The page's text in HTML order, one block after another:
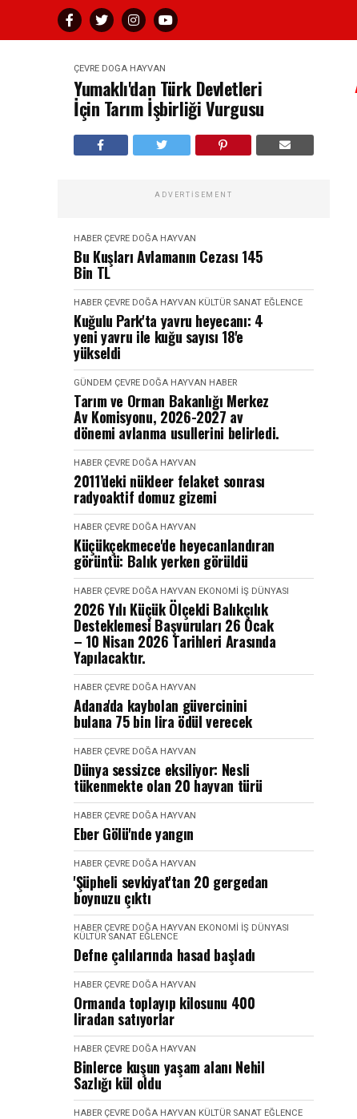
ÇEVRE DOĞA HAYVAN
Yumaklı'dan Türk Devletleri
İçin Tarım İşbirliği Vurgusu
ADVERTISEMENT
HABER ÇEVRE DOĞA HAYVAN
Bu Kuşları Avlamanın Cezası 145
Bin TL
HABER ÇEVRE DOĞA HAYVAN KÜLTÜR SANAT EĞLENCE
Kuğulu Park'ta yavru heyecanı: 4
yeni yavru ile kuğu sayısı 18'e
yükseldi
GÜNDEM ÇEVRE DOĞA HAYVAN HABER
Tarım ve Orman Bakanlığı Merkez
Av Komisyonu, 2026-2027 av
dönemi avlanma usullerini belirledi.
HABER ÇEVRE DOĞA HAYVAN
2011’deki nükleer felaket sonrası
radyoaktif domuz gizemi
HABER ÇEVRE DOĞA HAYVAN
Küçükçekmece'de heyecanlandıran
görüntü: Balık yerken görüldü
HABER ÇEVRE DOĞA HAYVAN EKONOMI İŞ DÜNYASI
2026 Yılı Küçük Ölçekli Balıkçılık
Desteklemesi Başvuruları 26 Ocak
– 10 Nisan 2026 Tarihleri Arasında
Yapılacaktır.
HABER ÇEVRE DOĞA HAYVAN
Adana'da kaybolan güvercinini
bulana 75 bin lira ödül verecek
HABER ÇEVRE DOĞA HAYVAN
Dünya sessizce eksiliyor: Nesli
tükenmekte olan 20 hayvan türü
HABER ÇEVRE DOĞA HAYVAN
Eber Gölü'nde yangın
HABER ÇEVRE DOĞA HAYVAN
'Şüpheli sevkiyat'tan 20 gergedan
boynuzu çıktı
HABER ÇEVRE DOĞA HAYVAN EKONOMI İŞ DÜNYASI
KÜLTÜR SANAT EĞLENCE
Defne çalılarında hasad başladı
HABER ÇEVRE DOĞA HAYVAN
Ormanda toplayıp kilosunu 400
liradan satıyorlar
HABER ÇEVRE DOĞA HAYVAN
Binlerce kuşun yaşam alanı Nehil
Sazlığı kül oldu
HABER ÇEVRE DOĞA HAYVAN KÜLTÜR SANAT EĞLENCE